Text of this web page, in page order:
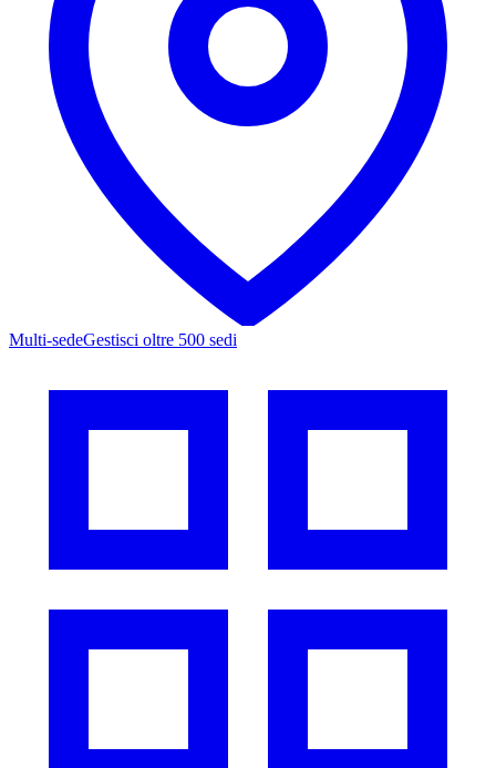
Multi-sedeGestisci oltre 500 sedi